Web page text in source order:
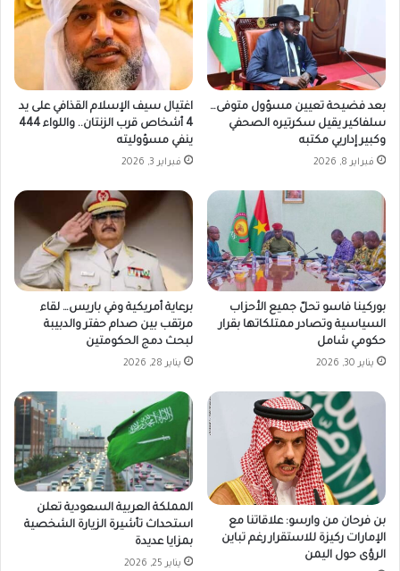
بعد فضيحة تعيين مسؤول متوفى…
سلفاكير يقيل سكرتيره الصحفي
وكبير إداريي مكتبه
فبراير 8, 2026
اغتيال سيف الإسلام القذافي على يد
4 أشخاص قرب الزنتان.. واللواء 444
ينفي مسؤوليته
فبراير 3, 2026
بوركينا فاسو تحلّ جميع الأحزاب
السياسية وتصادر ممتلكاتها بقرار
حكومي شامل
يناير 30, 2026
برعاية أمريكية وفي باريس… لقاء
مرتقب بين صدام حفتر والدبيبة
لبحث دمج الحكومتين
يناير 28, 2026
بن فرحان من وارسو: علاقاتنا مع
الإمارات ركيزة للاستقرار رغم تباين
الرؤى حول اليمن
المملكة العربية السعودية تعلن
استحداث تأشيرة الزيارة الشخصية
بمزايا عديدة
يناير 25, 2026